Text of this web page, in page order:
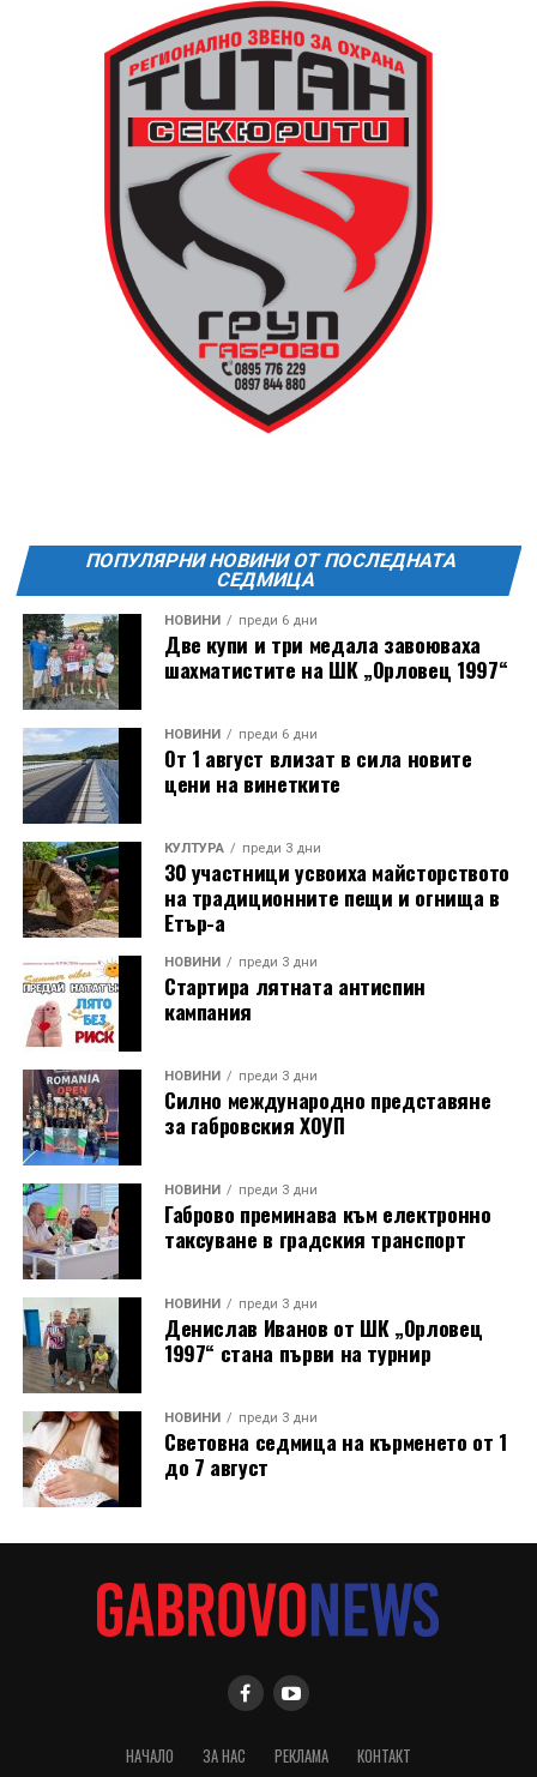
13 АВГУСТ (четвъртък)
19:00ч Групова тренировка с Йоанна Петрова от
20:00ч. Куиз вечер за обща култура
21:30ч. Прожекция на филма “Брънч за начинаещи”
Ще бъде хубаво – не някога и някъде, а тук и сега!
транспорт до местността Градище. Електрическият
автобус ще тръгне в 19:30 ч. от пл. „Възраждане“, а
обратно към града в 00:00 ч. – от паркинга до
поляната. Вземете със себе си връхна дреха и одеяло
или шалте! За повече информация тел. 0887907075.
ПОПУЛЯРНИ НОВИНИ ОТ ПОСЛЕДНАТА
СЕДМИЦА
НОВИНИ преди 6 дни
Две купи и три медала завоюваха
шахматистите на ШК „Орловец 1997“
НОВИНИ преди 6 дни
От 1 август влизат в сила новите
цени на винетките
КУЛТУРА преди 3 дни
30 участници усвоиха майсторството
на традиционните пещи и огнища в
Етър-а
НОВИНИ преди 3 дни
Стартира лятната антиспин
кампания
НОВИНИ преди 3 дни
Силно международно представяне
за габровския ХОУП
НОВИНИ преди 3 дни
Габрово преминава към електронно
таксуване в градския транспорт
НОВИНИ преди 3 дни
Денислав Иванов от ШК „Орловец
1997“ стана първи на турнир
НОВИНИ преди 3 дни
Световна седмица на кърменето от 1
до 7 август
НАЧАЛО ЗА НАС РЕКЛАМА КОНТАКТ